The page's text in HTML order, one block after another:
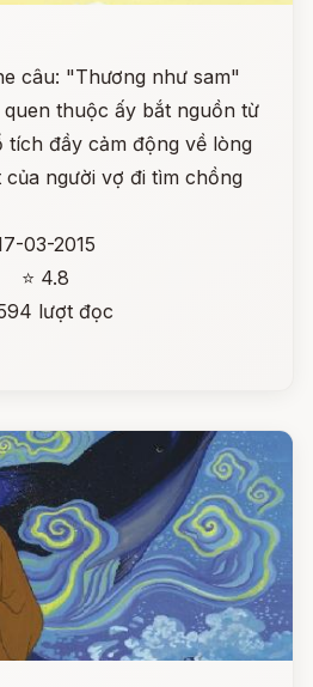
câu: "Thương như sam"
thuộc ấy bắt nguồn từ
tích đầy cảm động về lòng
người vợ đi tìm chồng
03-2015
⭐ 4.8
lượt đọc